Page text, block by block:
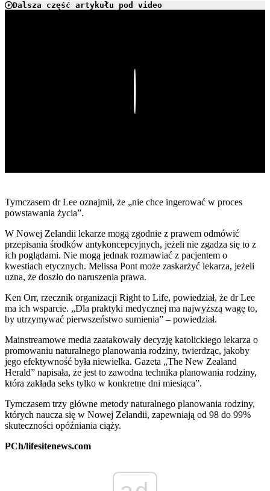
Dalsza część artykułu pod video
Tymczasem dr Lee oznajmił, że „nie chce ingerować w proces
powstawania życia”.
W Nowej Zelandii lekarze mogą zgodnie z prawem odmówić
przepisania środków antykoncepcyjnych, jeżeli nie zgadza się to z
ich poglądami. Nie mogą jednak rozmawiać z pacjentem o
kwestiach etycznych. Melissa Pont może zaskarżyć lekarza, jeżeli
uzna, że doszło do naruszenia prawa.
Ken Orr, rzecznik organizacji Right to Life, powiedział, że dr Lee
ma ich wsparcie. „Dla praktyki medycznej ma najwyższą wagę to,
by utrzymywać pierwszeństwo sumienia” – powiedział.
Mainstreamowe media zaatakowały decyzję katolickiego lekarza o
promowaniu naturalnego planowania rodziny, twierdząc, jakoby
jego efektywność była niewielka. Gazeta „The New Zealand
Herald” napisała, że jest to zawodna technika planowania rodziny,
która zakłada seks tylko w konkretne dni miesiąca”.
Tymczasem trzy główne metody naturalnego planowania rodziny,
których naucza się w Nowej Zelandii, zapewniają od 98 do 99%
skuteczności opóźniania ciąży.
PCh/lifesitenews.com